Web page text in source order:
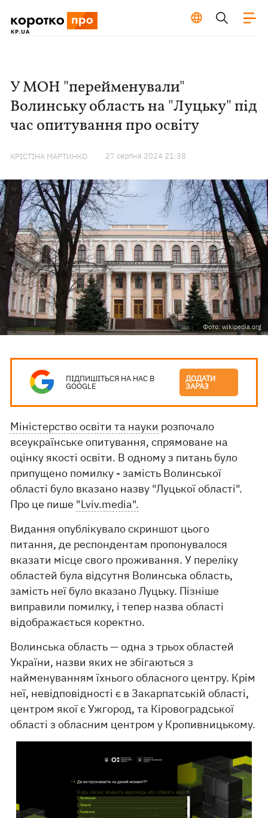
У МОН "перейменували"
Волинську область на "Луцьку" під
час опитування про освіту
КРІСТІНА МАРТИНКО 27 серпня 2024 21:38
Фото: wikipedia.org
ПІДПИШІТЬСЯ НА НАС В
GOOGLE
ДОДАТИ
ЗАРАЗ
Міністерство освіти та науки розпочало
всеукраїнське опитування, спрямоване на
оцінку якості освіти. В одному з питань було
припущено помилку - замість Волинської
області було вказано назву "Луцької області".
Про це пише "Lviv.media".
Видання опублікувало скриншот цього
питання, де респондентам пропонувалося
вказати місце свого проживання. У переліку
областей була відсутня Волинська область,
замість неї було вказано Луцьку. Пізніше
виправили помилку, і тепер назва області
відображається коректно.
Волинська область — одна з трьох областей
України, назви яких не збігаються з
найменуванням їхнього обласного центру. Крім
неї, невідповідності є в Закарпатській області,
центром якої є Ужгород, та Кіровоградської
області з обласним центром у Кропивницькому.